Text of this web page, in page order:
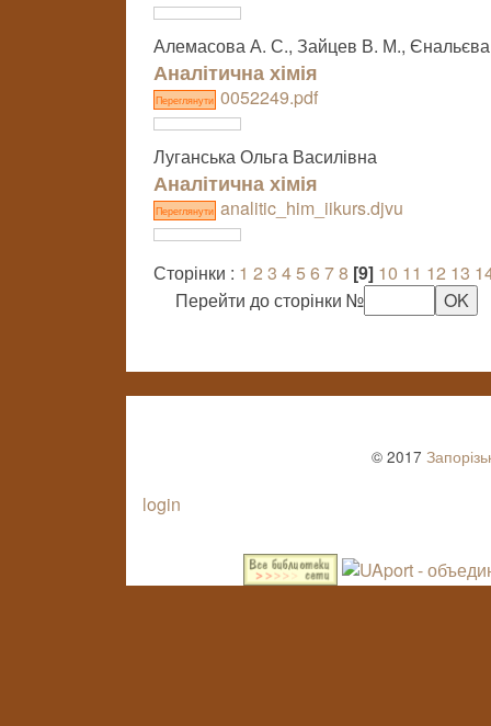
Алемасова А. С., Зайцев В. М.,
Аналітична хімія
Переглянути 0052249.pdf
Луганська Ольга Василівна
Аналітична хімія
Переглянути analitic_him_iikurs.djvu
Сторінки : 1 2 3 45 6 78 [9] 10 11 12 13
Перейти до сторінки №
© 2017
login